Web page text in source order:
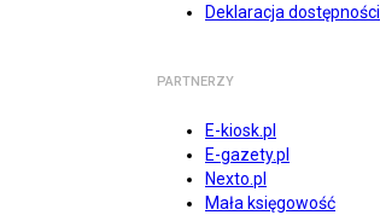
Deklaracja dostępności
PARTNERZY
E-kiosk.pl
E-gazety.pl
Nexto.pl
Mała księgowość